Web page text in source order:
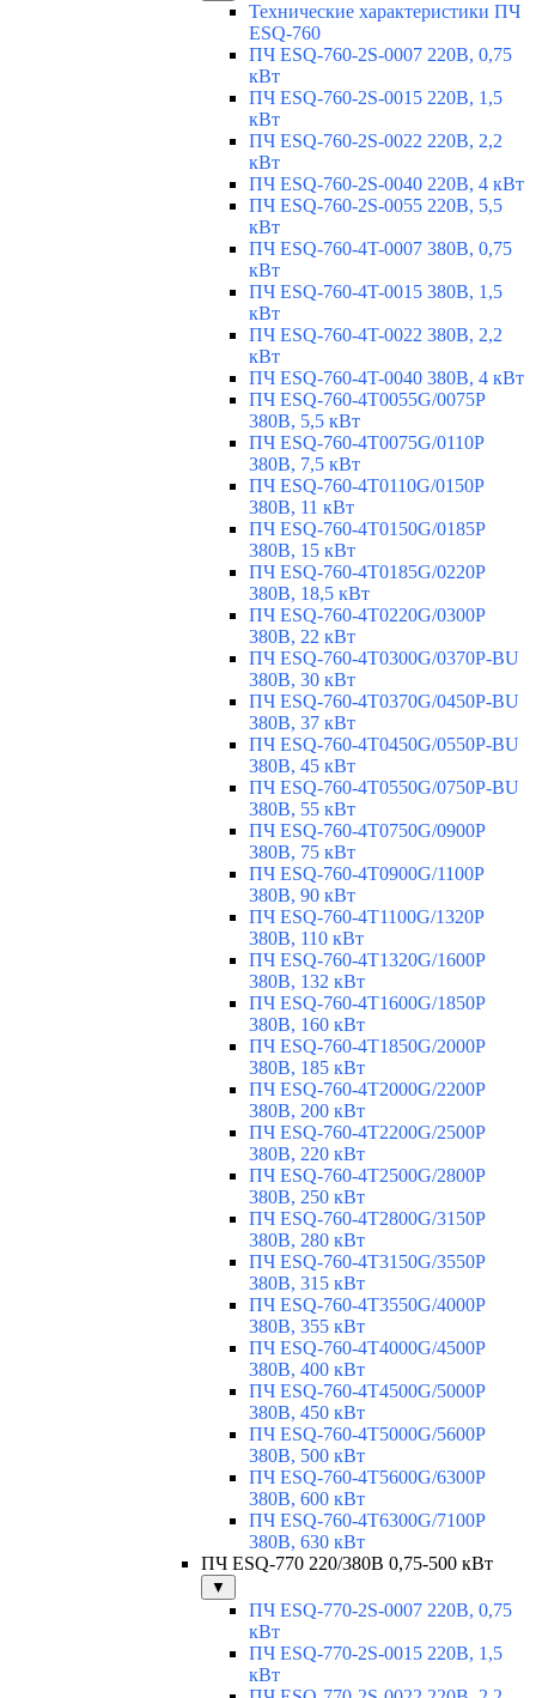
Технические характеристики ПЧ
ESQ-760
ПЧ ESQ-760-2S-0007 220В, 0,75
кВт
ПЧ ESQ-760-2S-0015 220В, 1,5
кВт
ПЧ ESQ-760-2S-0022 220В, 2,2
кВт
ПЧ ESQ-760-2S-0040 220В, 4 кВт
ПЧ ESQ-760-2S-0055 220В, 5,5
кВт
ПЧ ESQ-760-4T-0007 380В, 0,75
кВт
ПЧ ESQ-760-4T-0015 380В, 1,5
кВт
ПЧ ESQ-760-4T-0022 380В, 2,2
кВт
ПЧ ESQ-760-4T-0040 380В, 4 кВт
ПЧ ESQ-760-4T0055G/0075P
380В, 5,5 кВт
ПЧ ESQ-760-4T0075G/0110P
380В, 7,5 кВт
ПЧ ESQ-760-4T0110G/0150P
380В, 11 кВт
ПЧ ESQ-760-4T0150G/0185P
380В, 15 кВт
ПЧ ESQ-760-4T0185G/0220P
380В, 18,5 кВт
ПЧ ESQ-760-4T0220G/0300P
380В, 22 кВт
ПЧ ESQ-760-4T0300G/0370P-BU
380В, 30 кВт
ПЧ ESQ-760-4T0370G/0450P-BU
380В, 37 кВт
ПЧ ESQ-760-4T0450G/0550P-BU
380В, 45 кВт
ПЧ ESQ-760-4T0550G/0750P-BU
380В, 55 кВт
ПЧ ESQ-760-4T0750G/0900P
380В, 75 кВт
ПЧ ESQ-760-4T0900G/1100P
380В, 90 кВт
ПЧ ESQ-760-4T1100G/1320P
380В, 110 кВт
ПЧ ESQ-760-4T1320G/1600P
380В, 132 кВт
ПЧ ESQ-760-4T1600G/1850P
380В, 160 кВт
ПЧ ESQ-760-4T1850G/2000P
380В, 185 кВт
ПЧ ESQ-760-4T2000G/2200P
380В, 200 кВт
ПЧ ESQ-760-4T2200G/2500P
380В, 220 кВт
ПЧ ESQ-760-4T2500G/2800P
380В, 250 кВт
ПЧ ESQ-760-4T2800G/3150P
380В, 280 кВт
ПЧ ESQ-760-4T3150G/3550P
380В, 315 кВт
ПЧ ESQ-760-4T3550G/4000P
380В, 355 кВт
ПЧ ESQ-760-4T4000G/4500P
380В, 400 кВт
ПЧ ESQ-760-4T4500G/5000P
380В, 450 кВт
ПЧ ESQ-760-4T5000G/5600P
380В, 500 кВт
ПЧ ESQ-760-4T5600G/6300P
380В, 600 кВт
ПЧ ESQ-760-4T6300G/7100P
380В, 630 кВт
ПЧ ESQ-770 220/380В 0,75-500 кВт
▼
ПЧ ESQ-770-2S-0007 220В, 0,75
кВт
ПЧ ESQ-770-2S-0015 220В, 1,5
кВт